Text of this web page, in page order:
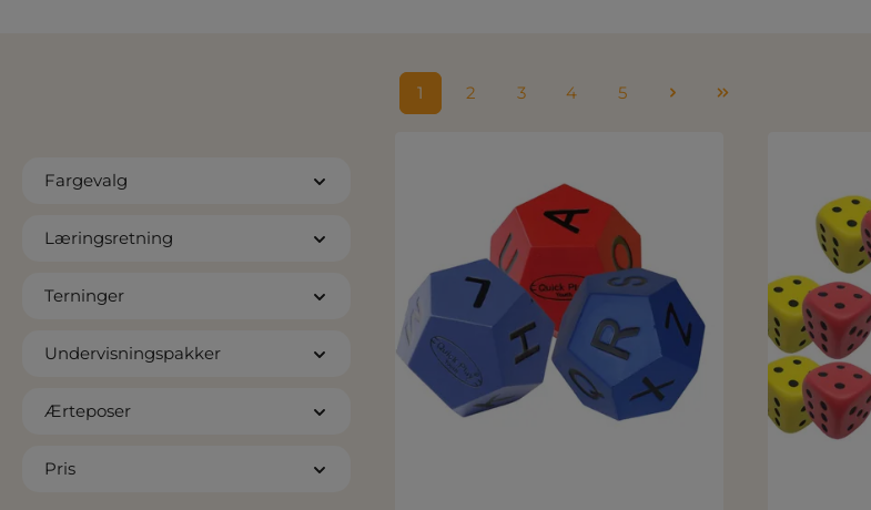
Fargevalg
Læringsretning
Terninger
Undervisningspakker
Ærteposer
Pris
Side
1 Side
2 Side
3 Side
4 Side
5